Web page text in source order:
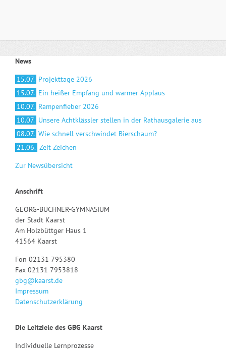
News
15.07. Projekttage 2026
15.07. Ein heißer Empfang und warmer Applaus
10.07. Rampenfieber 2026
10.07. Unsere Achtklässler stellen in der Rathausgalerie aus
08.07. Wie schnell verschwindet Bierschaum?
21.06. Zeit Zeichen
Zur Newsübersicht
Anschrift
GEORG-BÜCHNER-GYMNASIUM
der Stadt Kaarst
Am Holzbüttger Haus 1
41564 Kaarst
Fon 02131 795380
Fax 02131 7953818
gbg@kaarst.de
Impressum
Datenschutzerklärung
Die Leitziele des GBG Kaarst
Individuelle Lernprozesse